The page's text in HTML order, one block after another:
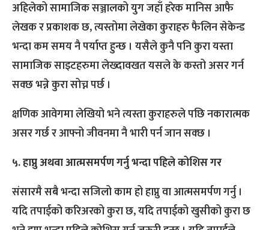
अहिलेको सामाजिक सञ्जालको युग जहाँ हरेक मानिस आफै
लेखक र प्रकाशक छ, त्यस्तोमा लेखेका कुराहरु फैलिन सेकेन्ड
भन्दा कम समय नै पर्याप्त हुन्छ । यसैले कुनै पनि कुरा यस्ता
सामाजिक साइटहरुमा लेख्दावखत यसले के कस्तो असर गर्न
सक्छ भन्ने कुरा सोच्न पर्छ ।
क्षणिक आवेगमा लेखियो भने त्यस्ता कुराहरुले पछि नकारात्मक
असर गर्छ र आफ्नो जीवनमा नै भारी पर्न जान सक्छ ।
५. हाप्नु अथवा आत्मसमर्पण गर्नु भन्दा पहिले कोशिस गर
संसारमै सबै भन्दा सजिलो काम हो हाप्नु वा आत्मसमर्पण गर्नु ।
यदि तपाईको करिअरको कुरा छ, यदि तपाईको खुसीको कुरा छ